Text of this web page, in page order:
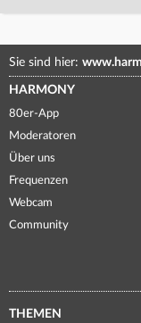
Sie sind hier:
HARMONY
80er-App
Moderatoren
Über uns
Frequenzen
Webcam
Community
THEMEN